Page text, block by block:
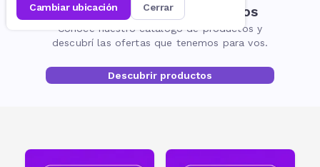
cambiar ubicación cerrar
No encontramos resultados
Conocé nuestro catálogo de productos y
descubrí las ofertas que tenemos para vos.
Descubrir productos